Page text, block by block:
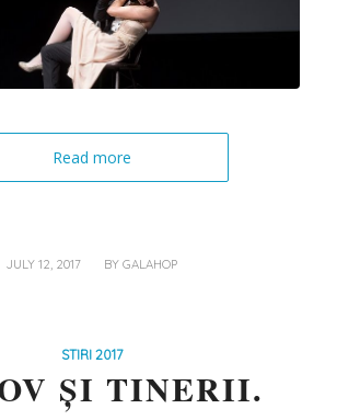
Read more
JULY 12, 2017
/ BYGALAHOP
STIRI 2017
ȘI TINERII.